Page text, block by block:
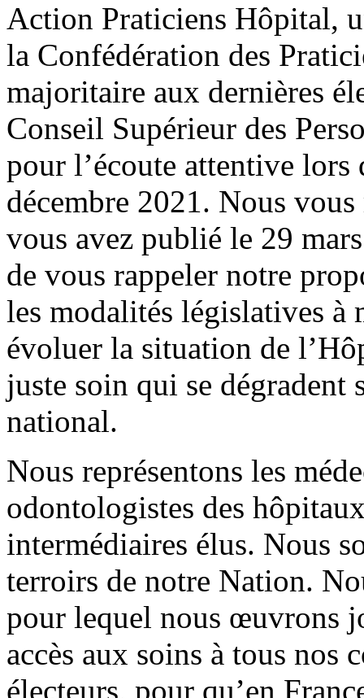
Action Praticiens Hôpital,
la Confédération des
majoritaire aux dernières
Conseil Supérieur des
pour l’écoute attentive
décembre 2021. Nous
vous avez publié le 29
de vous rappeler notre
les modalités législatives
évoluer la situation de
juste soin qui se dégradent
national.
Nous représentons les
odontologistes des
intermédiaires élus. Nous
terroirs de notre Nation.
pour lequel nous œuvrons
accès aux soins à tous nos
électeurs, pour qu’en